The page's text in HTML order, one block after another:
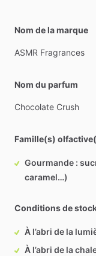
Nom de la marque
ASMR Fragrances
Nom du parfum
Chocolate Crush
Famille(s)
Gourmande :
caramel…)
Conditions de
À l’abri de la
À l’abri de la